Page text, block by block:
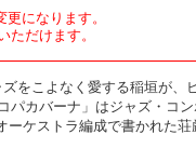
になります。
ただけます。
をこよなく愛する稲垣が、
カバーナ」はジャズ・コ
ケストラ編成で書かれた